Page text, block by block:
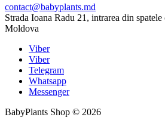
contact@babyplants.md
Strada Ioana Radu 21, intrarea din
Moldova
Viber
Viber
Telegram
Whatsapp
Messenger
BabyPlants Shop © 2026